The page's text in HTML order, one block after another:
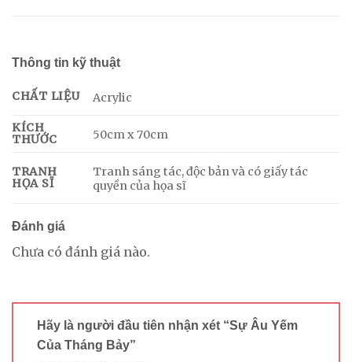
Thông tin kỹ thuật
CHẤT LIỆU Acrylic
KÍCH
THƯỚC
50cm x 70cm
TRANH
HỌA SĨ
Tranh sáng tác, độc bản và có giấy tác
quyền của họa sĩ
Đánh giá
Chưa có đánh giá nào.
Hãy là người đầu tiên nhận xét “Sự Âu Yếm
Của Tháng Bảy”